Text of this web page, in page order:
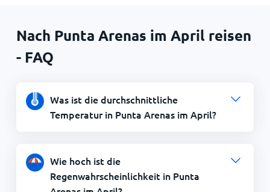
Nach Punta Arenas im April reisen
- FAQ
Was ist die durchschnittliche
Temperatur in Punta Arenas im April?
Wie hoch ist die
Regenwahrscheinlichkeit in Punta